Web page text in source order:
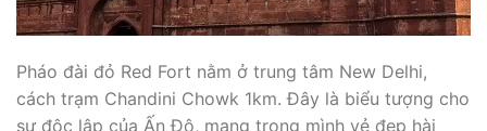
Pháo đài đỏ Red Fort nằm ở trung tâm New Delhi,
cách trạm Chandini Chowk 1km. Đây là biểu tượng cho
sự độc lập của Ấn Độ, mang trong mình vẻ đẹp hài